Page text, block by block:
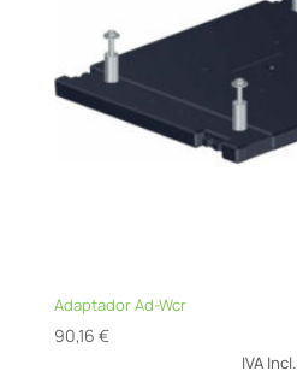
Adaptador Ad-Wcr
90,16 €
IVA Incl.